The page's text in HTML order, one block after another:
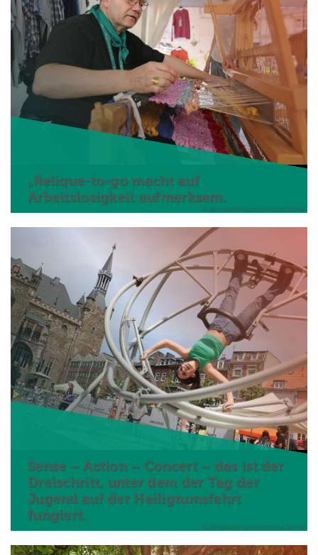
„Relique-to-go macht auf
Arbeitslosigkeit aufmerksam.
© Domkapitel Aachen/Andreas Steindl
Sense – Action – Concert – das ist der
Dreischritt, unter dem der Tag der
Jugend auf der Heiligtumsfahrt
fungiert.
© Domkapitel Aachen/Andreas Steindl